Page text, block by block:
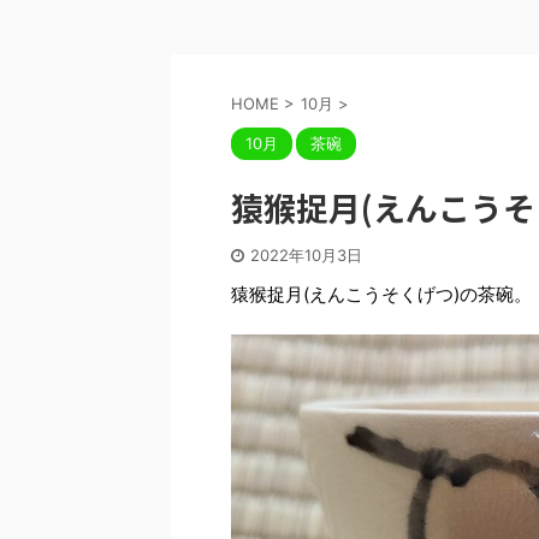
HOME > 10月 >
10月 茶碗
猿猴捉月(えんこう
2022年10月3日
猿猴捉月(えんこうそくげつ)の茶碗。